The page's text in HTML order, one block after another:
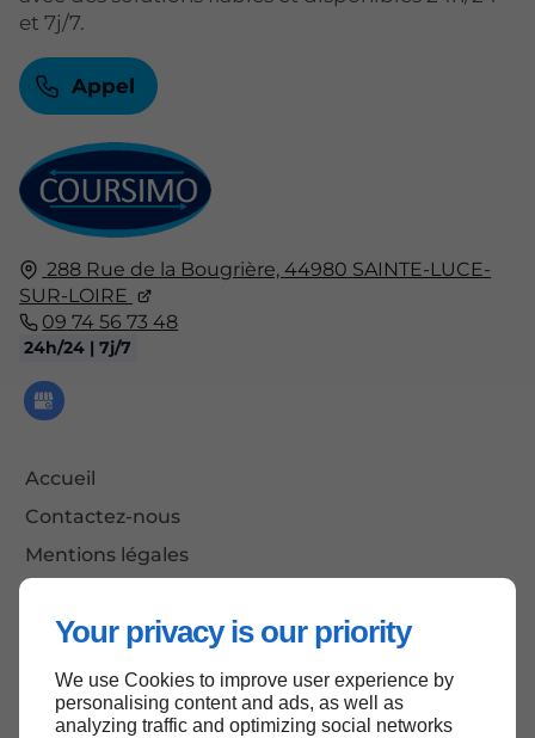
Your privacy is our priority
We use Cookies to improve user experience by
personalising content and ads, as well as
analyzing traffic and optimizing social networks
288 Rue de la Bougrière,44980 SAINTE-LUCE-
SUR-LOIRE
09 74 56 73 48
24h/24 | 7j/7
Accueil
Contactez-nous
Mentions légales
et 7j/7.
Appel
Haut de page